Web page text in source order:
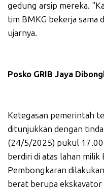
gedung arsip mereka.
tim BMKG bekerja sama
ujarnya.
Posko GRIB Jaya
Ketegasan pemerintah
ditunjukkan dengan
(24/5/2025) pukul 17.00
berdiri di atas lahan milik
Pembongkaran
berat berupa ekskavator